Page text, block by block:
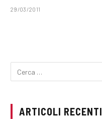
29/03/2011
ARTICOLI RECENTI